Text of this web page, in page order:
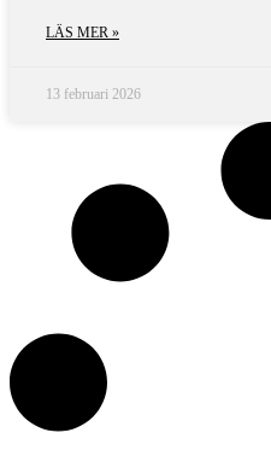
LÄS MER »
13 februari 2026